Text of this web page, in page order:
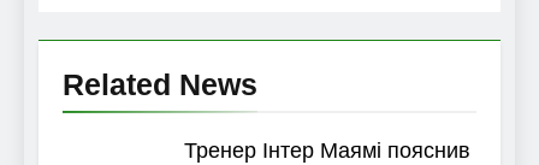
Related News
Тренер Інтер Маямі пояснив